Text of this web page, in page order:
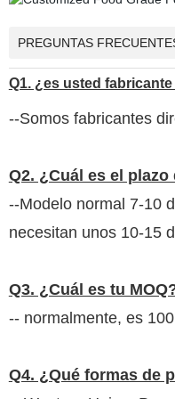
PREGUNTAS
Q1. ¿es usted
--Somos fabricantes
Q2. ¿Cuál es el plazo
--Modelo normal 7-10
necesitan unos 10-15
Q3. ¿Cuál es tu
-- normalmente, es
Q4. ¿Qué formas de